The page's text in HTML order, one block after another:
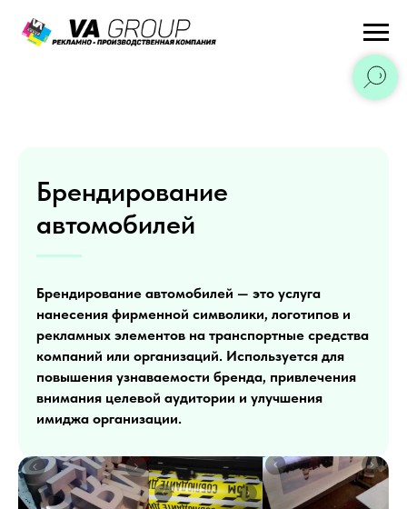
Брендирование
автомобилей
Брендирование автомобилей — это услуга
нанесения фирменной символики, логотипов и
рекламных элементов на транспортные средства
компаний или организаций. Используется для
повышения узнаваемости бренда, привлечения
внимания целевой аудитории и улучшения
имиджа организации.